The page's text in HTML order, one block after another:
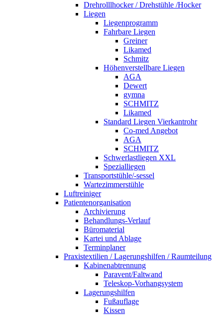
Drehrolllhocker / Drehstühle /Hocker
Liegen
Liegenprogramm
Fahrbare Liegen
Greiner
Likamed
Schmitz
Höhenverstellbare Liegen
AGA
Dewert
gymna
SCHMITZ
Likamed
Standard Liegen Vierkantrohr
Co-med Angebot
AGA
SCHMITZ
Schwerlastliegen XXL
Spezialliegen
Transportstühle/-sessel
Wartezimmerstühle
Luftreiniger
Patientenorganisation
Archivierung
Behandlungs-Verlauf
Büromaterial
Kartei und Ablage
Terminplaner
Praxistextilien / Lagerungshilfen / Raumteilung
Kabinenabtrennung
Paravent/Faltwand
Teleskop-Vorhangsystem
Lagerungshilfen
Fußauflage
Kissen